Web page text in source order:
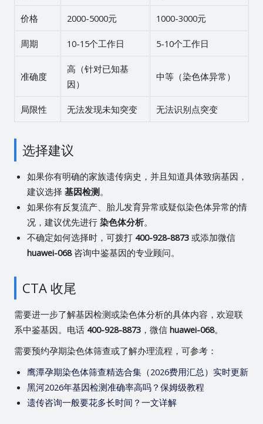
价格 2000-5000元 1000-3000元
周期 10-15个工作日 5-10个工作日
准确度
高（针对已知基
因）
中等（染色体异常）
局限性 无法发现未知突变 无法识别点突变
选择建议
如果你有明确的家族遗传病史，并且知道具体致病基因，
建议选择 基因检测。
如果你有反复流产、胎儿发育异常或疑似染色体异常的情
况，建议优先进行 染色体分析。
不确定如何选择时，可拨打 400-928-8873或添加微信
huawei-068咨询中鉴基因的专业顾问。
CTA 收尾
需要进一步了解基因检测或染色体分析的具体内容，欢迎联
系中鉴基因。电话 400-928-8873，微信 huawei-068。
需要预约孕期染色体筛查或了解办理流程，可参考：
鹰潭孕期染色体筛查精选合集（2026费用汇总）实时更新
黑河2026年基因检测准确率高吗？保姆级教程
遗传咨询一般要花多长时间？一文详解